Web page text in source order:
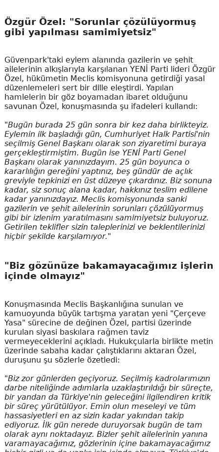
Özgür Özel: "Sorunlar çözülüyormuş
gibi yapılması samimiyetsiz"
Güvenpark'taki eylem alanında gazilerin ve şehit
ailelerinin alkışlarıyla karşılanan YENİ Parti lideri Özgür
Özel, hükümetin Meclis komisyonuna getirdiği yasal
düzenlemeleri sert bir dille eleştirdi. Yapılan
hamlelerin bir göz boyamadan ibaret olduğunu
savunan Özel, konuşmasında şu ifadeleri kullandı:
"Bugün burada 25 gün sonra bir kez daha birlikteyiz.
Eylemin ilk başladığı gün, Cumhuriyet Halk Partisi'nin
seçilmiş Genel Başkanı olarak son ziyaretimi buraya
gerçekleştirmiştim. Bugün ise YENİ Parti Genel
Başkanı olarak yanınızdayım. 25 gün boyunca o
kararlılığın gereğini yaptınız, beş gündür de açlık
greviyle tepkinizi en üst düzeye çıkardınız. Biz sonuna
kadar, siz sonuç alana kadar, hakkınız teslim edilene
kadar yanınızdayız. Meclis komisyonunda sanki
gazilerin ve şehit ailelerinin sorunları çözülüyormuş
gibi bir izlenim yaratılmasını samimiyetsiz buluyoruz.
Getirilen teklifler sizin taleplerinizi ve beklentilerinizi
hiçbir şekilde karşılamıyor."
"Biz gözünüze bakamayacağımız işlerin
içinde olmayız"
Konuşmasında Meclis Başkanlığına sunulan ve
kamuoyunda büyük tartışma yaratan yeni "Çerçeve
Yasa" sürecine de değinen Özel, partisi üzerinde
kurulan siyasi baskılara rağmen taviz
vermeyeceklerini açıkladı. Hukukçularla birlikte metin
üzerinde sabaha kadar çalıştıklarını aktaran Özel,
duruşunu şu sözlerle özetledi:
"Biz zor günlerden geçiyoruz. Seçilmiş kadrolarımızın
darbe niteliğinde adımlarla uzaklaştırıldığı bir süreçte,
bir yandan da Türkiye'nin geleceğini ilgilendiren kritik
bir süreç yürütülüyor. Emin olun meseleyi ve tüm
hassasiyetleri en az sizin kadar yakından takip
ediyoruz. İlk gün nerede duruyorsak bugün de tam
olarak aynı noktadayız. Bizler şehit ailelerinin yanına
varamayacağımız, gözlerinin içine bakamayacağımız